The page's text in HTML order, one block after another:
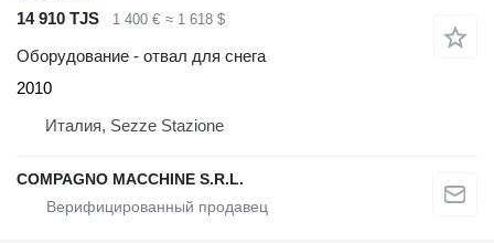
14 910 TJS
1 400 € ≈ 1 618 $
Оборудование - отвал для снега
2010
Италия, Sezze Stazione
COMPAGNO MACCHINE S.R.L.